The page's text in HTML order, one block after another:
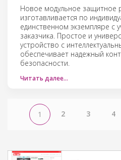
Новое модульное защитное
изготавливается по
единственном экземпляре с
заказчика. Простое и
устройство с
обеспечивает надежный
безопасности.
Читать далее…
1 2 3 4